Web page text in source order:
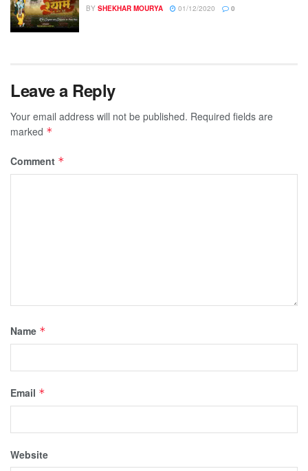
BY SHEKHAR MOURYA 01/12/2020 0
Leave a Reply
Your email address will not be published. Required fields are
marked *
Comment *
Name *
Email *
Website